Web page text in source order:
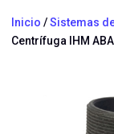
Inicio /Sistemas
Centrífuga IHM